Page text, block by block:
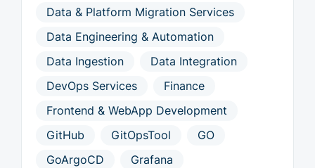
Data & Platform Migration Services
Data Engineering & Automation
Data Ingestion
Data Integration
DevOps Services
Finance
Frontend & WebApp Development
GitHub
GitOpsTool
GO
GoArgoCD
Grafana